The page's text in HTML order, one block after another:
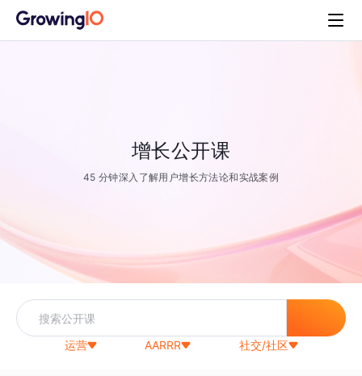
增长公开课
45 分钟深入了解用户增长方法论和实战案例
运营 AARRR 社交/社区